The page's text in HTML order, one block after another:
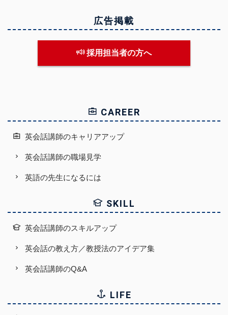
広告掲載
採用担当者の方へ
CAREER
英会話講師のキャリアアップ
英会話講師の職場見学
英語の先生になるには
SKILL
英会話講師のスキルアップ
英会話の教え方／教授法のアイデア集
英会話講師のQ&A
LIFE